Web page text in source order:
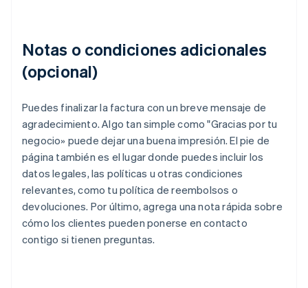
Notas o condiciones adicionales
(opcional)
Puedes finalizar la factura con un breve mensaje de
agradecimiento. Algo tan simple como "Gracias por tu
negocio» puede dejar una buena impresión. El pie de
página también es el lugar donde puedes incluir los
datos legales, las políticas u otras condiciones
relevantes, como tu política de reembolsos o
devoluciones. Por último, agrega una nota rápida sobre
cómo los clientes pueden ponerse en contacto
contigo si tienen preguntas.